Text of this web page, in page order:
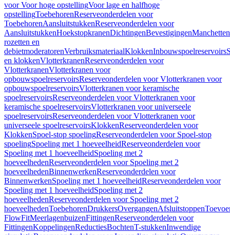
voor Voor hoge opstellingVoor lage en halfhoge
opstellingToebehorenReserveonderdelen voor
ToebehorenAansluitstukkenReserveonderdelen voor
AansluitstukkenHoekstopkranenDichtingenBevestigingenManchetten
rozetten en
debietmoderatorenVerbruiksmateriaalKlokkenInbouwspoelreservoirs
en klokkenVlotterkranenReserveonderdelen voor
VlotterkranenVlotterkranen voor
opbouwspoelreservoirsReserveonderdelen voor Vlotterkranen voor
opbouwspoelreservoirsVlotterkranen voor keramische
spoelreservoirsReserveonderdelen voor Vlotterkranen voor
keramische spoelreservoirsVlotterkranen voor universeele
spoelreservoirsReserveonderdelen voor Vlotterkranen voor
universeele spoelreservoirsKlokkenReserveonderdelen voor
KlokkenSpoel-stop spoelingReserveonderdelen voor Spoel-stop
spoelingSpoeling met 1 hoeveelheidReserveonderdelen voor
Spoeling met 1 hoeveelheidSpoeling met 2
hoeveelhedenReserveonderdelen voor Spoeling met 2
hoeveelhedenBinnenwerkenReserveonderdelen voor
BinnenwerkenSpoeling met 1 hoeveelheidReserveonderdelen voor
Spoeling met 1 hoeveelheidSpoeling met 2
hoeveelhedenReserveonderdelen voor Spoeling met 2
hoeveelhedenToebehorenDrukkersOvergangenAfsluitstoppen
FlowFitMeerlagenbuizenFittingenReserveonderdelen voor
FittingenKoppelingenReductiesBochtenT-stukkenInwendige